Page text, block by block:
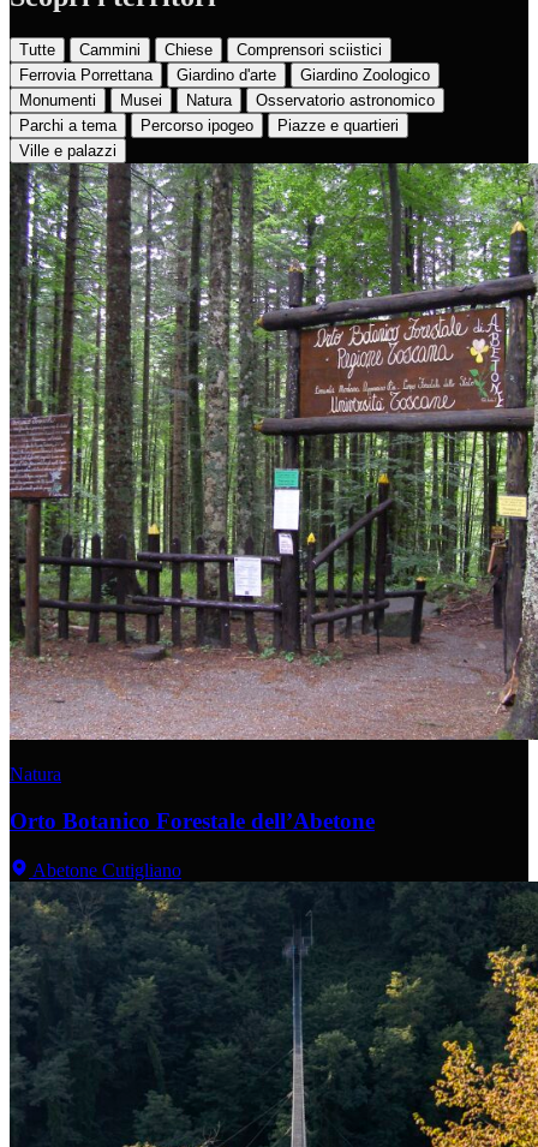
Tutte Cammini Chiese
Comprensori sciistici
Ferrovia Porrettana
Giardino d'arte
Giardino Zoologico
Monumenti
Musei Natura
Osservatorio astronomico
Parchi a tema
Percorso ipogeo
Piazze e quartieri
Ville e palazzi
Natura
Orto Botanico Forestale dell’Abetone
Abetone Cutigliano